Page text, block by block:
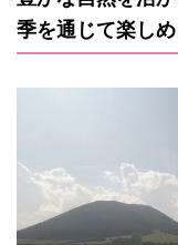
季を通じて楽し